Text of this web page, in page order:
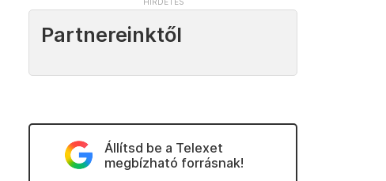
Partnereinktől
Állítsd be a Telexet
megbízható forrásnak!